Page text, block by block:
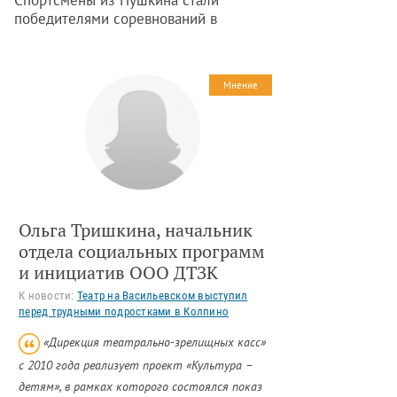
победителями соревнований в
итогам шести городских этапов
Спартакиады Пушкин находится на
втором месте. Об этом сообщает
начальник отдела СПб ГБУ «ЦФКСЗ
«Царское Село» Александр Мудров.
Мнение
Ольга Тришкина, начальник
отдела социальных программ
и инициатив ООО ДТЗК
К новости: Театр на Васильевском выступил
перед трудными подростками в Колпино
«Дирекция театрально-зрелищных касс»
с 2010 года реализует проект «Культура –
детям», в рамках которого состоялся показ